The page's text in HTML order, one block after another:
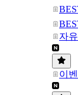
자
이